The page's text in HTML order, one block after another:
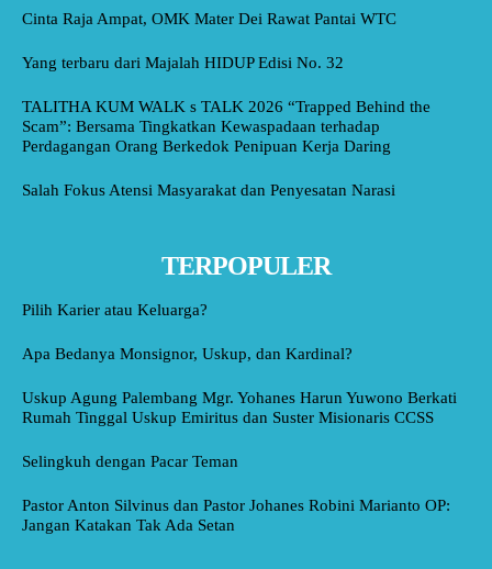
Cinta Raja Ampat, OMK Mater Dei Rawat Pantai WTC
Yang terbaru dari Majalah HIDUP Edisi No. 32
TALITHA KUM WALK s TALK 2026 “Trapped Behind the
Scam”: Bersama Tingkatkan Kewaspadaan terhadap
Perdagangan Orang Berkedok Penipuan Kerja Daring
Salah Fokus Atensi Masyarakat dan Penyesatan Narasi
TERPOPULER
Pilih Karier atau Keluarga?
Apa Bedanya Monsignor, Uskup, dan Kardinal?
Uskup Agung Palembang Mgr. Yohanes Harun Yuwono Berkati
Rumah Tinggal Uskup Emiritus dan Suster Misionaris CCSS
Selingkuh dengan Pacar Teman
Pastor Anton Silvinus dan Pastor Johanes Robini Marianto OP:
Jangan Katakan Tak Ada Setan